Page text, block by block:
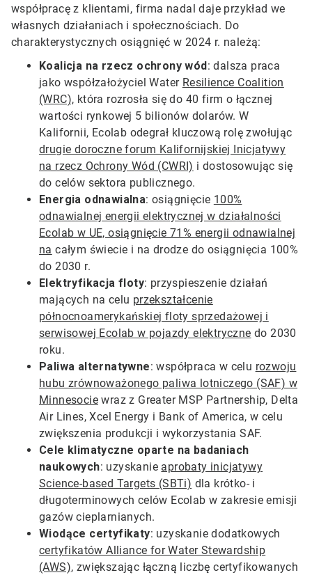
współpracę z klientami, firma nadal daje przykład we
własnych działaniach i społecznościach. Do
charakterystycznych osiągnięć w 2024 r. należą:
Koalicja na rzecz ochrony wód : dalsza praca
jako współzałożyciel Water Resilience Coalition
(WRC), która rozrosła się do 40 firm o łącznej
wartości rynkowej 5 bilionów dolarów. W
Kalifornii, Ecolab odegrał kluczową rolę zwołując
drugie doroczne forum Kalifornijskiej Inicjatywy
na rzecz Ochrony Wód (CWRI) i dostosowując się
do celów sektora publicznego.
Energia odnawialna: osiągnięcie 100%
odnawialnej energii elektrycznej w działalności
Ecolab w UE, osiągnięcie 71% energii odnawialnej
na całym świecie i na drodze do osiągnięcia 100%
do 2030 r.
Elektryfikacja floty: przyspieszenie działań
mających na celu przekształcenie
północnoamerykańskiej floty sprzedażowej i
serwisowej Ecolab w pojazdy elektryczne do 2030
roku.
Paliwa alternatywne: współpraca w celu rozwoju
hubu zrównoważonego paliwa lotniczego (SAF) w
Minnesocie wraz z Greater MSP Partnership, Delta
Air Lines, Xcel Energy i Bank of America, w celu
zwiększenia produkcji i wykorzystania SAF.
Cele klimatyczne oparte na badaniach
naukowych: uzyskanie aprobaty inicjatywy
Science-based Targets (SBTi) dla krótko- i
długoterminowych celów Ecolab w zakresie emisji
gazów cieplarnianych.
Wiodące certyfikaty: uzyskanie dodatkowych
certyfikatów Alliance for Water Stewardship​​​​​​​
(AWS), zwiększając łączną liczbę certyfikowanych